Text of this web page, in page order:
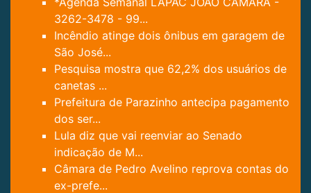
3262-3478 - 99...
Incêndio atinge dois ônibus em garagem de
São José...
Pesquisa mostra que 62,2% dos usuários de
canetas ...
Prefeitura de Parazinho antecipa pagamento
dos ser...
Lula diz que vai reenviar ao Senado
indicação de M...
Câmara de Pedro Avelino reprova contas do
ex-prefe...